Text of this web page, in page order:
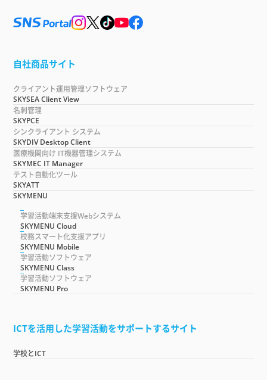
自社商品サイト
クライアント運用管理ソフトウェア
SKYSEA Client View
名刺管理
SKYPCE
シンクライアント システム
SKYDIV Desktop Client
医療機関向け IT機器管理システム
SKYMEC IT Manager
テスト自動化ツール
SKYATT
SKYMENU
学習活動端末支援Webシステム
SKYMENU Cloud
校務スマート化支援アプリ
SKYMENU Mobile
学習活動ソフトウェア
SKYMENU Class
学習活動ソフトウェア
SKYMENU Pro
ICTを活用した学習活動をサポートするサイト
学校とICT